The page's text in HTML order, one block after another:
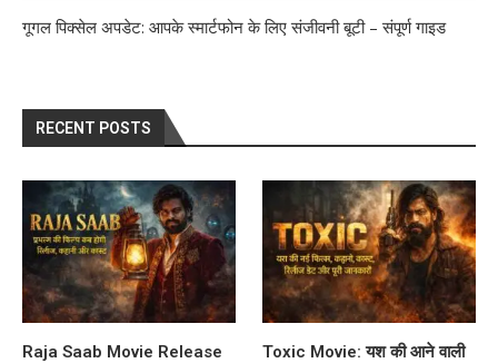
गूगल पिक्सेल अपडेट: आपके स्मार्टफोन के लिए संजीवनी बूटी – संपूर्ण गाइड
RECENT POSTS
Raja Saab Movie Release
Toxic Movie: यश की आने वाली